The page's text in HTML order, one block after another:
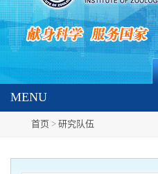
MENU
首页 > 研究队伍